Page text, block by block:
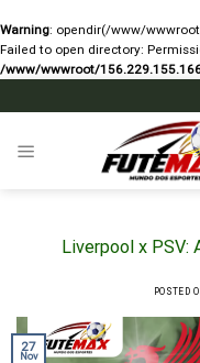
Warning: opendir(/www/
Failed to open directory:
/www/wwwroot/
Liverpool x PSV:
POSTED
27
Nov